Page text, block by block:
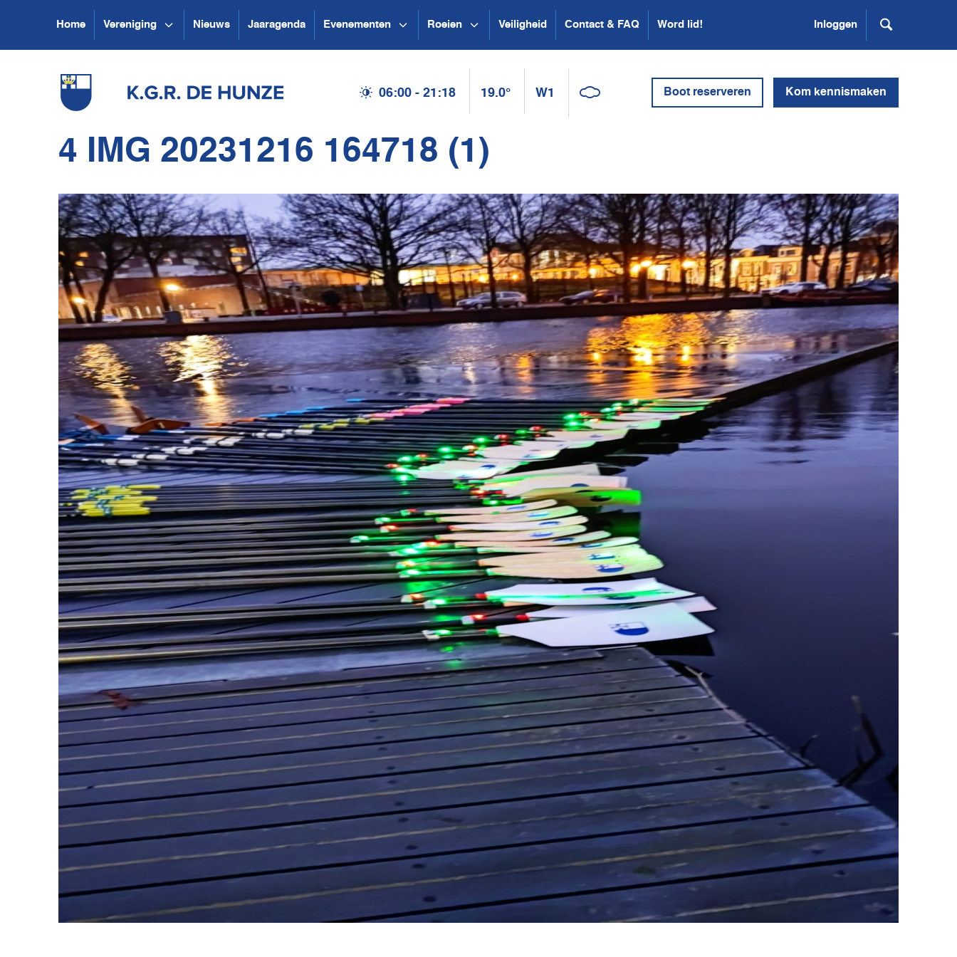
Home Vereniging Nieuws Jaaragenda Evenementen Roeien Veiligheid Contact & FAQ Word lid! Inloggen
06:00 - 21:18 19.0° W1 Boot reserveren Kom kennismaken
4 IMG 20231216 164718 (1)